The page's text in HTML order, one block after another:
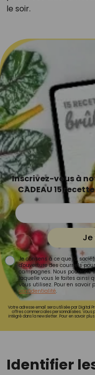
le soir.
Inscrivez-vous à
CADEAU 15
Je
Je consens à ce que la
d'ouverture des courriels
campagnes. Nous pourrons
laquelle vous le faites ainsi
vous utilisez. Pour en savoir
confidentialité.
Votre adresse email sera utilisée par Digital
offres commerciales personnalisées. Vous
intégré dans la newsletter. Pour en savoir
Identifier